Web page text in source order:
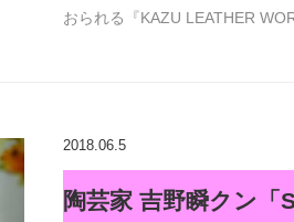
おられる『KAZU LEATHER
2018.06.5
陶芸家 吉野瞬クン「